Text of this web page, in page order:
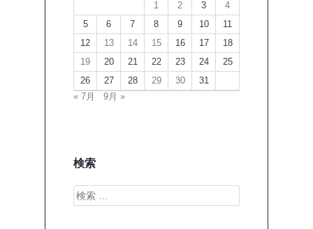
1
2 3
4
5
6 7 8 9 10
11
12
13 14 15 16 17
18
19
20 21 22 23 24
25
26
27 28 29 30
31
« 7月
9月 »
検索
検
索